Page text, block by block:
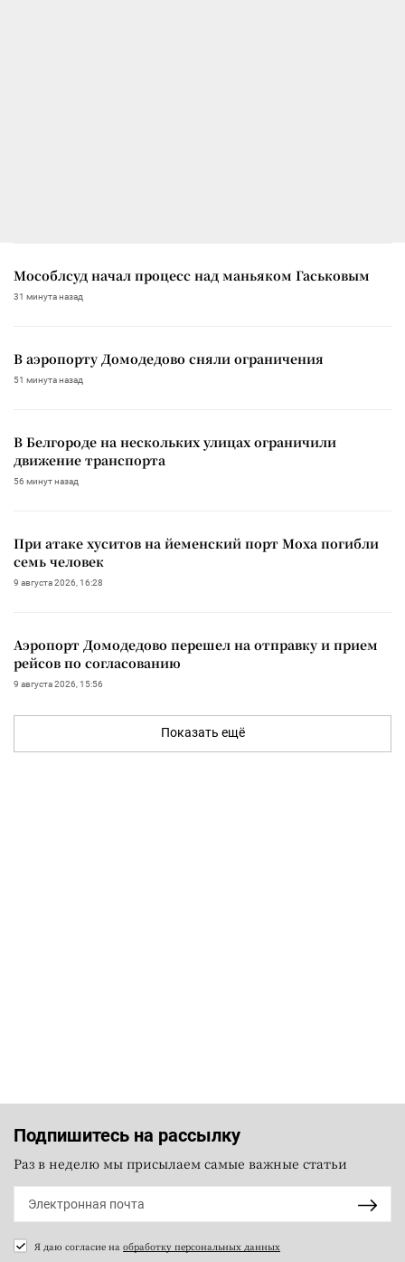
Мособлсуд начал процесс над маньяком Гаськовым
31 минута назад
В аэропорту Домодедово сняли ограничения
51 минута назад
В Белгороде на нескольких улицах ограничили
движение транспорта
56 минут назад
При атаке хуситов на йеменский порт Моха погибли
семь человек
9 августа 2026, 16:28
Аэропорт Домодедово перешел на отправку и прием
рейсов по согласованию
9 августа 2026, 15:56
Показать ещё
Подпишитесь на рассылку
Раз в неделю мы присылаем самые важные статьи
Я даю согласие на обработку персональных данных